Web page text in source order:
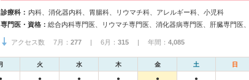
診療科： 内科、消化器内科、胃腸科、リウマチ科、アレルギー科、小児科
専門医・資格：
アクセス数 7月： 277 | 6月： 315 | 年間： 4,085
火 水 木 金 土 日
● ● ● ● ● ●